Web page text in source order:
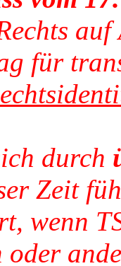
für
durch
Zeit
wenn